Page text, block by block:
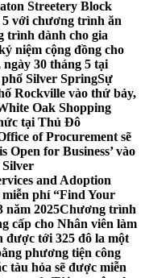
Streetery Block
5 với chương trình ăn
trình dành cho gia
niệm cộng đồng cho
ngày 30 tháng 5 tại
Silver SpringSự
Rockville vào thứ bảy,
Oak Shopping
tại Thủ Đô
of Procurement sẽ
Open for Business’ vào
Silver
and Adoption
phí “Find Your
năm 2025Chương trình
cấp cho Nhân viên làm
được tới 325 đô la một
phương tiện công
tàu hỏa sẽ được miễn